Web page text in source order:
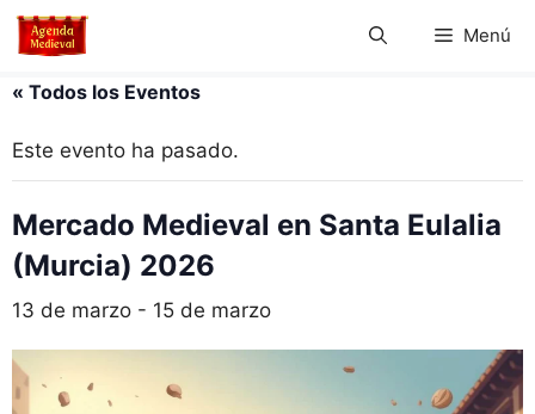
Saltar
Menú
« Todos los Eventos
Este evento ha pasado.
Mercado Medieval en Santa Eulalia
(Murcia) 2026
13 de marzo - 15 de marzo